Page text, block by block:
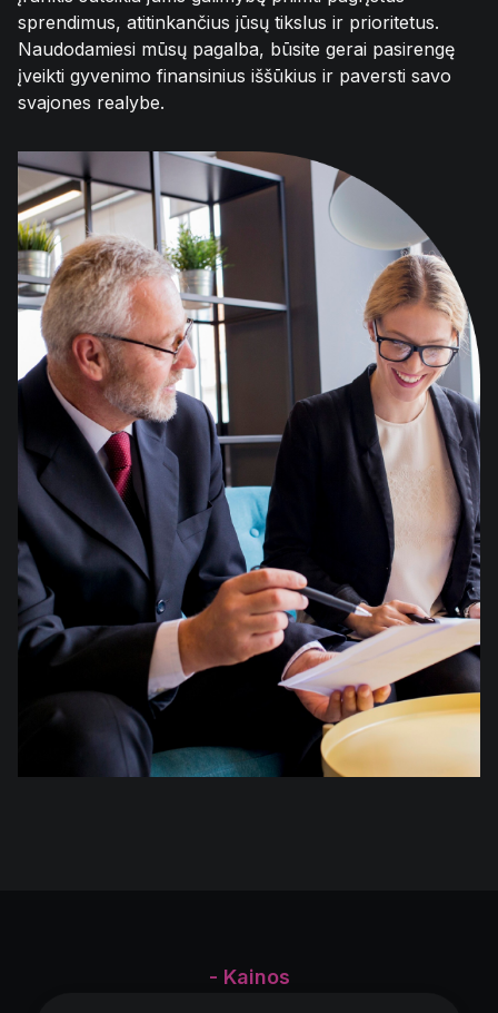
sprendimus, atitinkančius jūsų tikslus ir prioritetus.
Naudodamiesi mūsų pagalba, būsite gerai pasirengę
įveikti gyvenimo finansinius iššūkius ir paversti savo
svajones realybe.
- Kainos